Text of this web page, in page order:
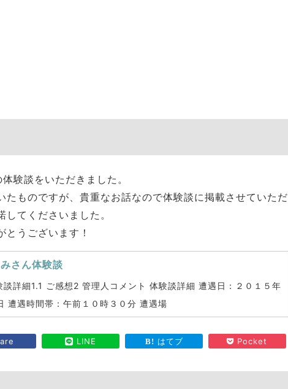
験談をいただきました。
たものですが、貴重なお話なので体験談に掲載させていただ
てくださいました。
とうございます！
さん体験談
談詳細1.1 ご感想2 管理人コメント 体験談詳細 遭遇日：２０１５年
遭遇時間帯：午前１０時３０分 遭遇場
LINE はてブ Pocket